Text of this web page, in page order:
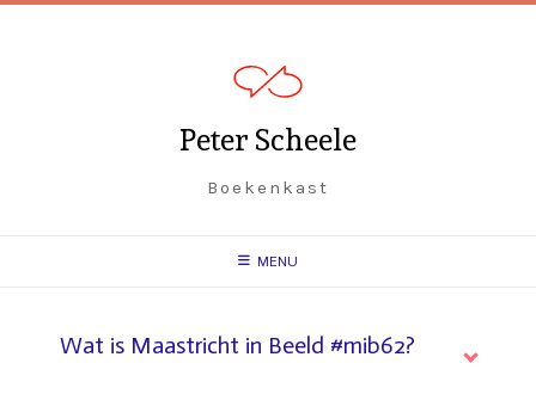
Spring
Peter Scheele
Boekenkast
MENU
Wat is Maastricht in Beeld #mib62?